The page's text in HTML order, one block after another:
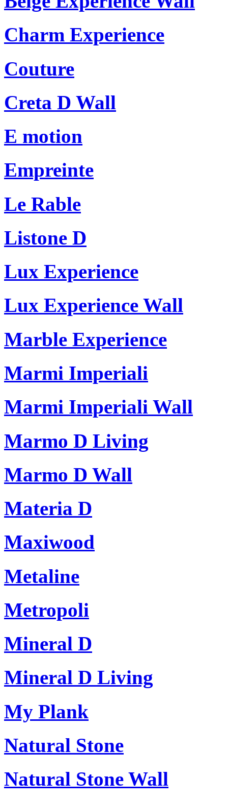
Charm Experience
Couture
Creta D Wall
E motion
Empreinte
Le Rable
Listone D
Lux Experience
Lux Experience Wall
Marble Experience
Marmi Imperiali
Marmi Imperiali Wall
Marmo D Living
Marmo D Wall
Materia D
Maxiwood
Metaline
Metropoli
Mineral D
Mineral D Living
My Plank
Natural Stone
Natural Stone Wall